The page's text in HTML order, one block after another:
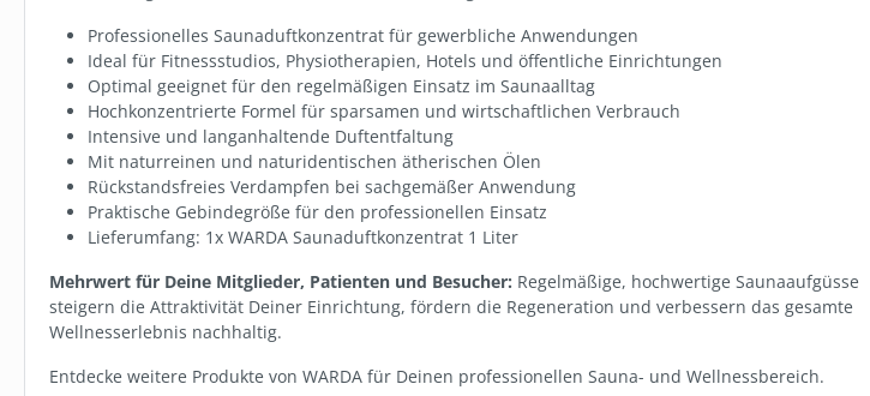
Professionelles Saunaduftkonzentrat für gewerbliche Anwendungen
Ideal für Fitnessstudios, Physiotherapien, Hotels und öffentliche Einrichtungen
Optimal geeignet für den regelmäßigen Einsatz im Saunaalltag
Hochkonzentrierte Formel für sparsamen und wirtschaftlichen Verbrauch
Intensive und langanhaltende Duftentfaltung
Mit naturreinen und naturidentischen ätherischen Ölen
Rückstandsfreies Verdampfen bei sachgemäßer Anwendung
Praktische Gebindegröße für den professionellen Einsatz
Lieferumfang: 1x WARDA Saunaduftkonzentrat 1 Liter
Mehrwert für Deine Mitglieder, Patienten und Besucher: Regelmäßige, hochwertige Saunaaufgüsse
steigern die Attraktivität Deiner Einrichtung, fördern die Regeneration und verbessern das gesamte
Wellnesserlebnis nachhaltig.
Entdecke weitere Produkte von WARDA für Deinen professionellen Sauna- und Wellnessbereich.
5 LITER
ab50,50 €*
5 Liter
(10,10 €* / 1 Liter)
Variante wählen
3 LITER
ab30,90 €*
3 Liter
(10,30 €* / 1 Liter)